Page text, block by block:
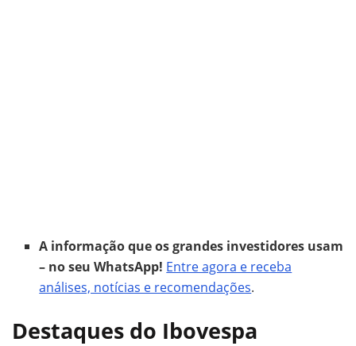
A informação que os grandes investidores usam
– no seu WhatsApp! Entre agora e receba
análises, notícias e recomendações.
Destaques do Ibovespa